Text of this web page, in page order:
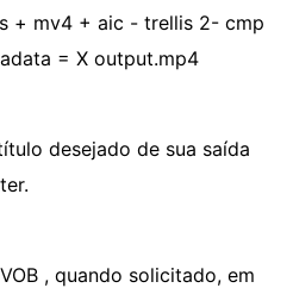
+ mv4 + aic - trellis 2- cmp
= X output.mp4
desejado de sua saída
, quando solicitado, em